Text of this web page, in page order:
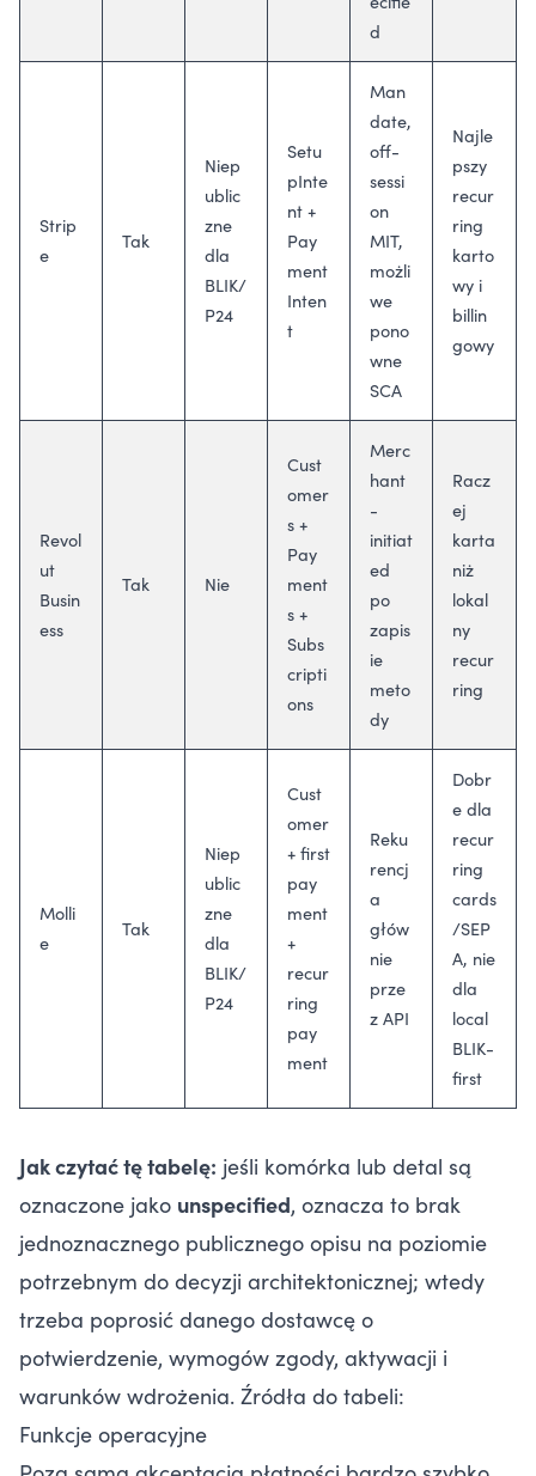
d
Strip
e
Tak
Niep
ublic
zne
dla
BLIK/
P24
Setu
pInte
nt +
Pay
ment
Inten
t
Man
date,
off-
sessi
on
MIT,
możli
we
pono
wne
SCA
Najle
pszy
recur
ring
karto
wy i
billin
gowy
Revol
ut
Busin
ess
Tak Nie
Cust
omer
s +
Pay
ment
s +
Subs
cripti
ons
Merc
hant
-
initiat
ed
po
zapis
ie
meto
dy
Racz
ej
karta
niż
lokal
ny
recur
ring
Molli
e
Tak
Niep
ublic
zne
dla
BLIK/
P24
Cust
omer
+ first
pay
ment
+
recur
ring
pay
ment
Reku
rencj
a
głów
nie
prze
z API
Dobr
e dla
recur
ring
cards
/SEP
A, nie
dla
local
BLIK-
first
Jak czytać tę tabelę: jeśli komórka lub detal są
oznaczone jako unspecified, oznacza to brak
jednoznacznego publicznego opisu na poziomie
potrzebnym do decyzji architektonicznej; wtedy
trzeba poprosić danego dostawcę o
potwierdzenie, wymogów zgody, aktywacji i
warunków wdrożenia. Źródła do tabeli:
Funkcje operacyjne